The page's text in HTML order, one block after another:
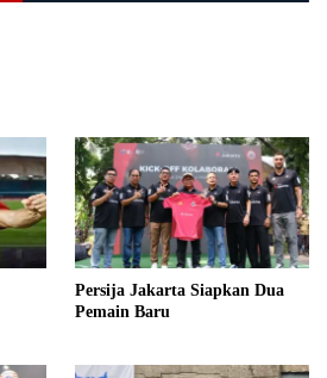
Persija Jakarta Siapkan Dua
Pemain Baru